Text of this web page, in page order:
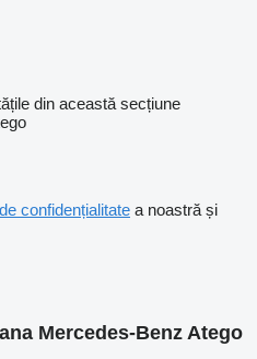
din această secțiune
confidențialitate a noastră și
Mercedes-Benz Atego